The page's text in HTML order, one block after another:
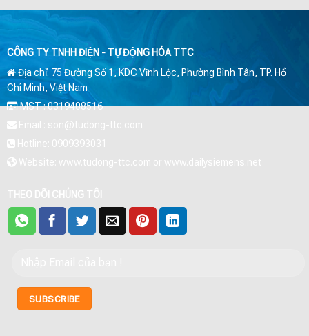
CÔNG TY TNHH ĐIỆN - TỰ ĐỘNG HÓA TTC
Địa chỉ: 75 Đường Số 1, KDC Vĩnh Lộc, Phường Bình Tân, TP. Hồ
Chí Minh, Việt Nam
MST : 0319408516
Email : son@tudong-ttc.com
Hotline: 0909393031
Website: www.tudong-ttc.com or www.dailysiemens.net
THEO DÕI CHÚNG TÔI